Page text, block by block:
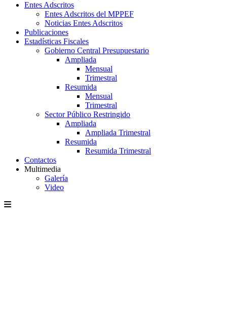
Entes Adscritos
Entes Adscritos del MPPEF
Noticias Entes Adscritos
Publicaciones
Estadísticas Fiscales
Gobierno Central Presupuestario
Ampliada
Mensual
Trimestral
Resumida
Mensual
Trimestral
Sector Público Restringido
Ampliada
Ampliada Trimestral
Resumida
Resumida Trimestral
Contactos
Multimedia
Galería
Video